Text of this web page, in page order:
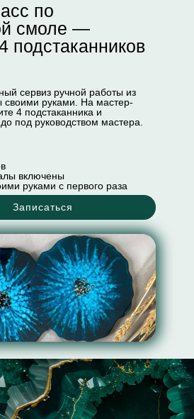
Записаться
сервиз ручной работы из
своими руками. На мастер-
4 подстаканника и
под руководством мастера.
включены
руками с первого раза
по
смоле —
подстаканников